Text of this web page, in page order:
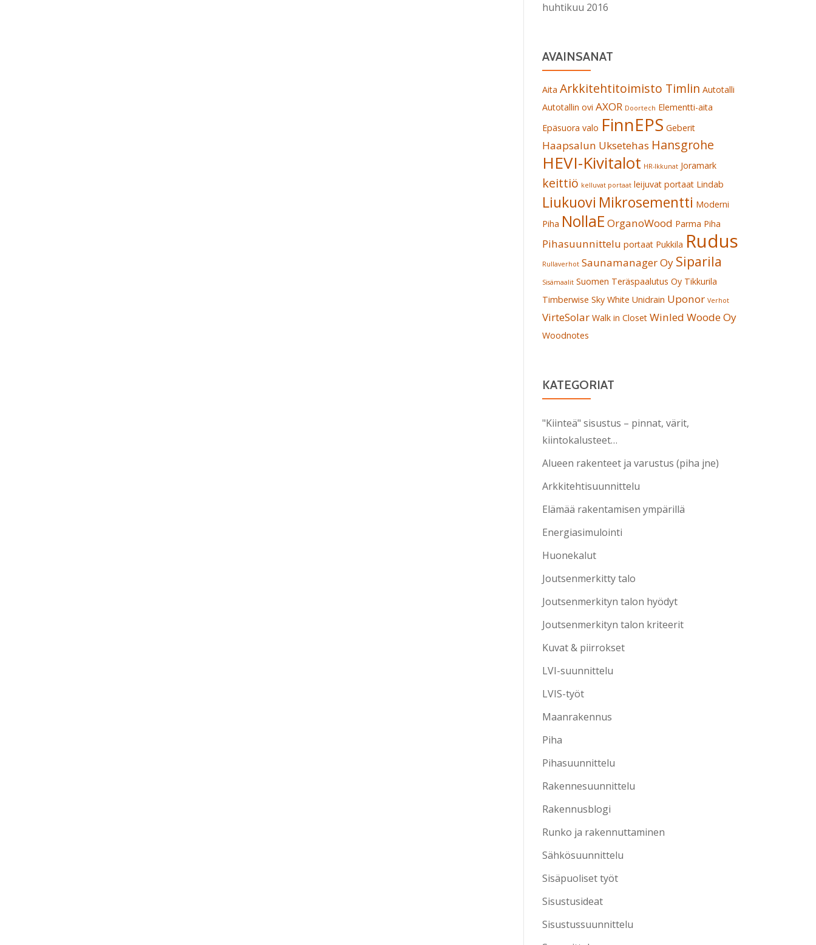
huhtikuu 2016
AVAINSANAT
Aita Arkkitehtitoimisto Timlin Autotalli
Autotallin ovi AXOR Doortech Elementti-aita
Epäsuora valo FinnEPS Geberit
Haapsalun Uksetehas Hansgrohe
HEVI-Kivitalot HR-Ikkunat Joramark
keittiö kelluvat portaat leijuvat portaat Lindab
Liukuovi Mikrosementti Moderni
Piha NollaE OrganoWood Parma Piha
Pihasuunnittelu portaat Pukkila Rudus
Rullaverhot Saunamanager Oy Siparila
Sisämaalit Suomen Teräspaalutus Oy Tikkurila
Timberwise Sky White Unidrain Uponor Verhot
VirteSolar Walk in Closet Winled Woode Oy
Woodnotes
KATEGORIAT
"Kiinteä" sisustus – pinnat, värit,
kiintokalusteet…
Alueen rakenteet ja varustus (piha jne)
Arkkitehtisuunnittelu
Elämää rakentamisen ympärillä
Energiasimulointi
Huonekalut
Joutsenmerkitty talo
Joutsenmerkityn talon hyödyt
Joutsenmerkityn talon kriteerit
Kuvat & piirrokset
LVI-suunnittelu
LVIS-työt
Maanrakennus
Piha
Pihasuunnittelu
Rakennesuunnittelu
Rakennusblogi
Runko ja rakennuttaminen
Sähkösuunnittelu
Sisäpuoliset työt
Sisustusideat
Sisustussuunnittelu